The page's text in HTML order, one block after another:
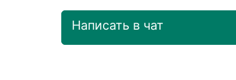
Написать в чат